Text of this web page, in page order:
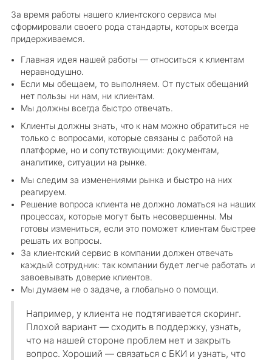
За время работы нашего клиентского сервиса мы
сформировали своего рода стандарты, которых всегда
придерживаемся.
Главная идея нашей работы — относиться к клиентам
неравнодушно.
Если мы обещаем, то выполняем. От пустых обещаний
нет пользы ни нам, ни клиентам.
Мы должны всегда быстро отвечать.
Клиенты должны знать, что к нам можно обратиться не
только с вопросами, которые связаны с работой на
платформе, но и сопутствующими: документам,
аналитике, ситуации на рынке.
Мы следим за изменениями рынка и быстро на них
реагируем.
Решение вопроса клиента не должно ломаться на наших
процессах, которые могут быть несовершенны. Мы
готовы измениться, если это поможет клиентам быстрее
решать их вопросы.
За клиентский сервис в компании должен отвечать
каждый сотрудник: так компании будет легче работать и
завоевывать доверие клиентов.
Мы думаем не о задаче, а глобально о помощи.
Например, у клиента не подтягивается скоринг.
Плохой вариант — сходить в поддержку, узнать,
что на нашей стороне проблем нет и закрыть
вопрос. Хороший — связаться с БКИ и узнать, что